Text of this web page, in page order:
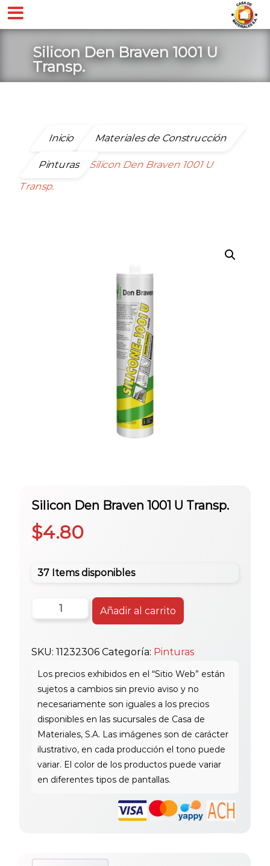
Silicon Den Braven 1001 U
Transp.
Inicio Materiales de Construcción
Pinturas
Silicon Den Braven 1001 U
Transp.
Silicon Den Braven 1001 U Transp.
$4.80
37 Items disponibles
Silicon
Den
1001
U
Transp.
cantidad
Añadir al carrito
SKU: 11232306 Categoría: Pinturas